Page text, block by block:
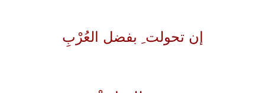
إن تحولت ِ بفضل العُرْبِ